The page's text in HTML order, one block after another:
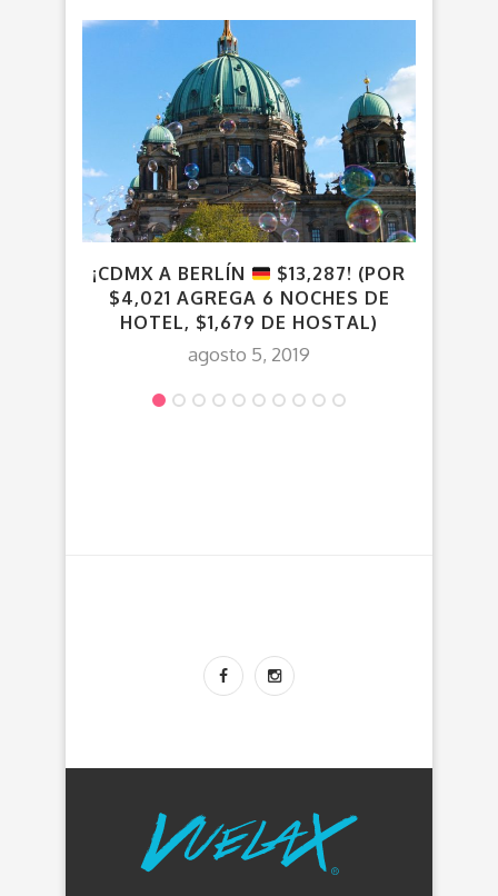
¡CDMX A BERLÍN
$13,287! (POR
$4,021 AGREGA 6 NOCHES DE
HOTEL, $1,679 DE HOSTAL)
agosto 5, 2019